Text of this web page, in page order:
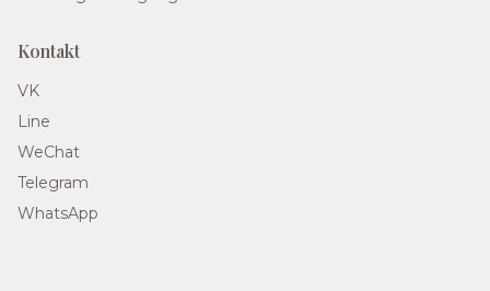
Kontakt
VK
Line
WeChat
Telegram
WhatsApp